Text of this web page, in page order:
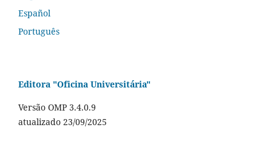
Español
Português
Editora "Oficina Universitária"
Versão OMP 3.4.0.9
atualizado 23/09/2025